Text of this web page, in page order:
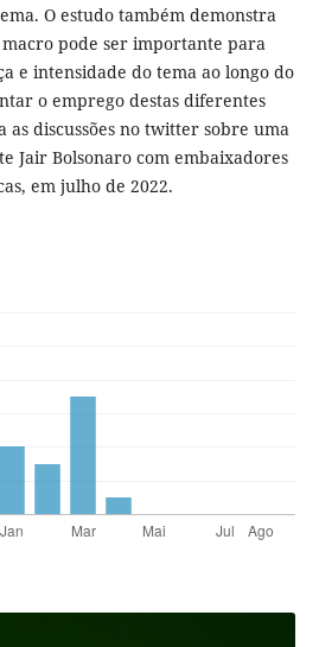
O estudo também demonstra
pode ser importante para
e intensidade do tema ao longo do
o emprego destas diferentes
as discussões no twitter sobre uma
Jair Bolsonaro com embaixadores
em julho de 2022.